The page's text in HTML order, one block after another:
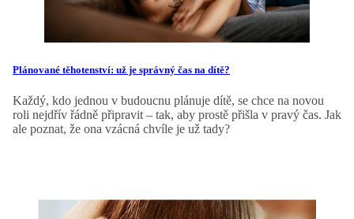
Plánované těhotenství: už je správný čas na dítě?
Každý, kdo jednou v budoucnu plánuje dítě, se chce na novou
roli nejdřív řádně připravit – tak, aby prostě přišla v pravý čas. Jak
ale poznat, že ona vzácná chvíle je už tady?